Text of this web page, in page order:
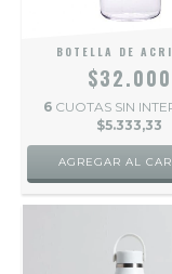
BOTELLA DE
$32.000
6 CUOTAS SIN
$5.333,33